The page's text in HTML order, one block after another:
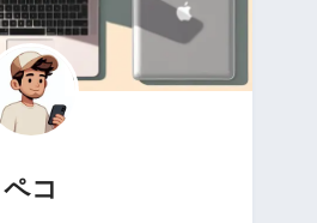
ペコ